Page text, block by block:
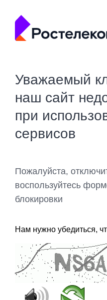
Уважаемый
наш сайт
при
сервисов
Пожалуйста,
воспользуйтесь
блокировки
Нам нужно убедиться,